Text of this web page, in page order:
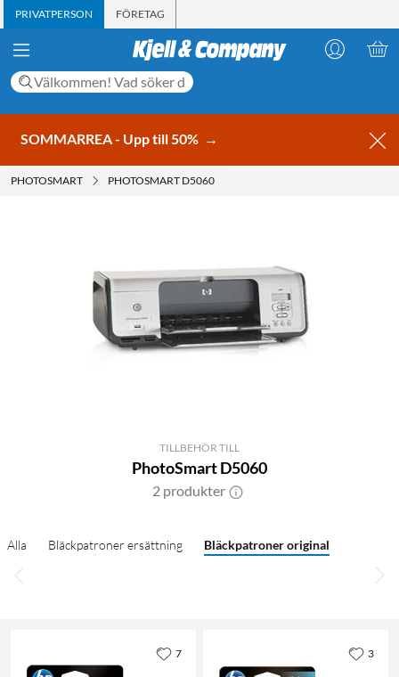
PRIVATPERSON FÖRETAG
SOMMARREA - Upp till 50% →
PHOTOSMART PHOTOSMART D5060
TILLBEHÖR TILL
PhotoSmart D5060
2 produkter
Alla Bläckpatroner ersättning Bläckpatroner original
7 3